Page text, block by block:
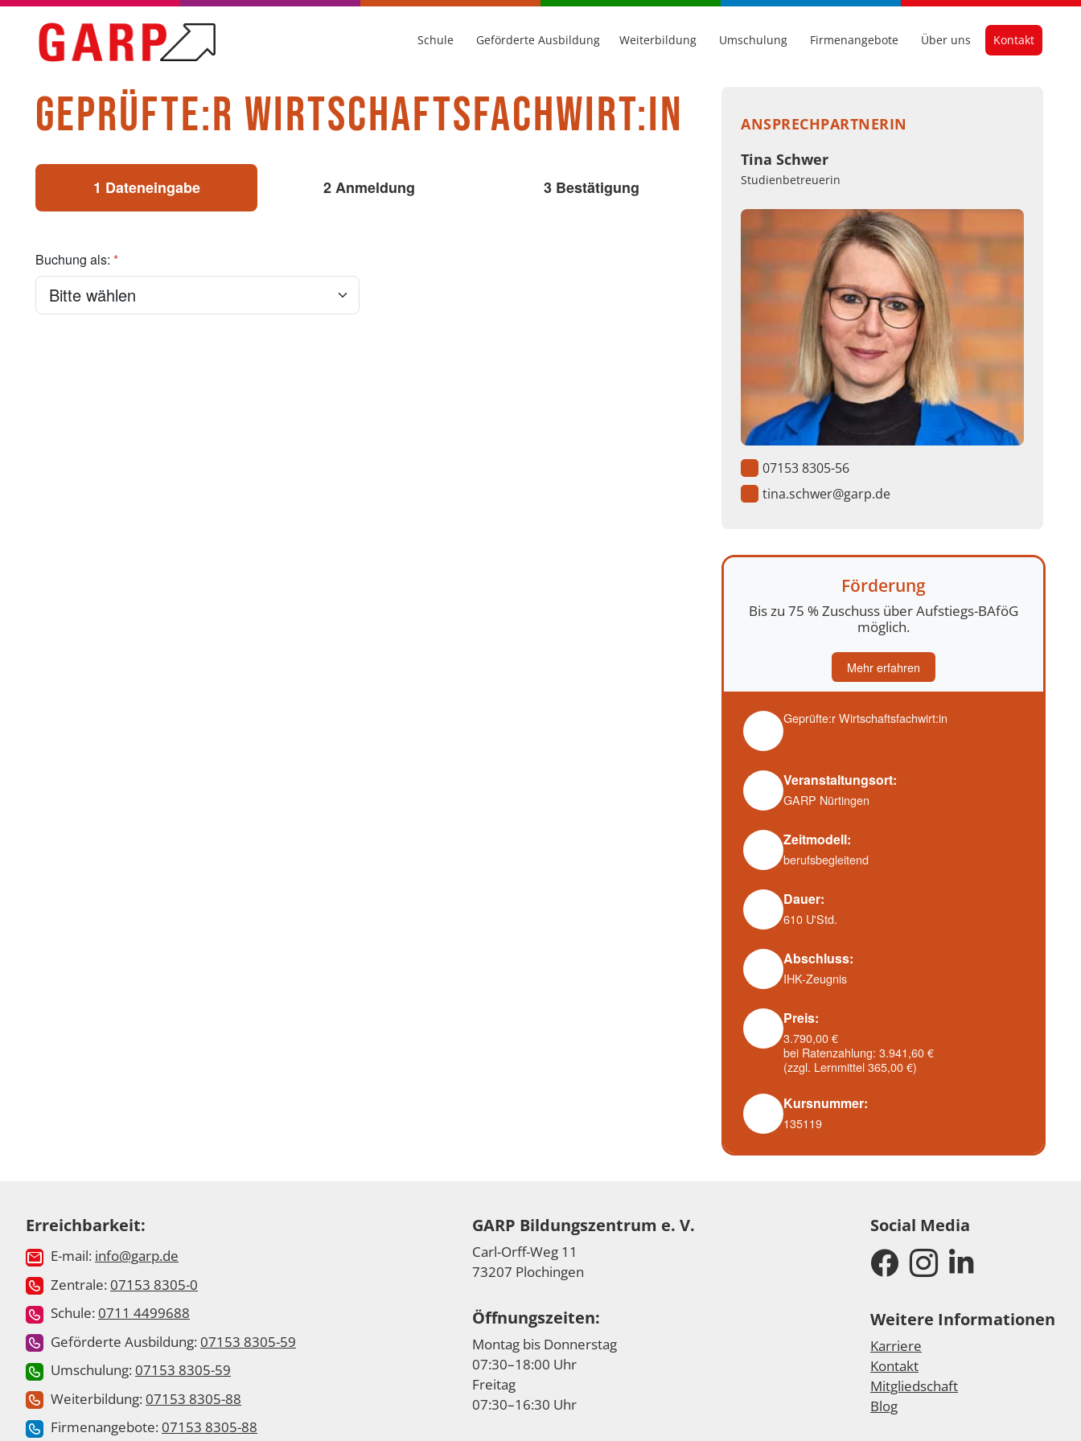
Schule Geförderte Ausbildung Weiterbildung Umschulung Firmenangebote Über uns Kontakt
GEPRÜFTE:R WIRTSCHAFTSFACHWIRT:IN
1 Dateneingabe 2 Anmeldung 3 Bestätigung
Buchung als: *
ANSPRECHPARTNERIN
Tina Schwer
Studienbetreuerin
07153 8305-56
tina.schwer@garp.de
Förderung
Bis zu 75 % Zuschuss über Aufstiegs-BAföG
möglich.
Mehr erfahren
Geprüfte:r Wirtschaftsfachwirt:in
Veranstaltungsort:
GARP Nürtingen
Zeitmodell:
berufsbegleitend
Dauer:
610 U'Std.
Abschluss:
IHK-Zeugnis
Preis:
3.790,00 €
bei Ratenzahlung: 3.941,60 €
(zzgl. Lernmittel 365,00 €)
Kursnummer:
135119
Erreichbarkeit:
E-mail: info@garp.de
Zentrale: 07153 8305-0
Schule: 0711 4499688
Geförderte Ausbildung: 07153 8305-59
Umschulung: 07153 8305-59
Weiterbildung: 07153 8305-88
Firmenangebote: 07153 8305-88
GARP Bildungszentrum e. V.
Carl-Orff-Weg 11
73207 Plochingen
Öffnungszeiten:
Montag bis Donnerstag
07:30–18:00 Uhr
Freitag
07:30–16:30 Uhr
Social Media
Weitere Informationen
Karriere
Kontakt
Mitgliedschaft
Blog